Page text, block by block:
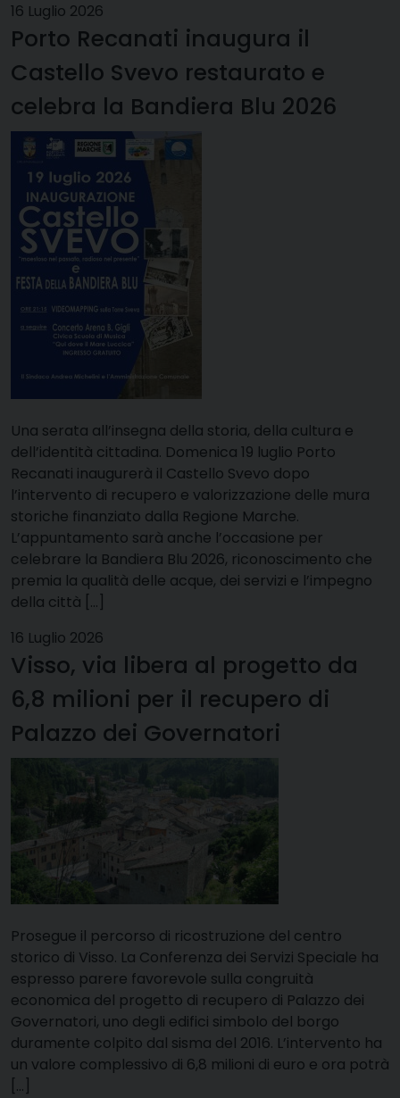
16 Luglio 2026
Porto Recanati inaugura il
Castello Svevo restaurato e
celebra la Bandiera Blu 2026
Una serata all’insegna della storia, della cultura e
dell’identità cittadina. Domenica 19 luglio Porto
Recanati inaugurerà il Castello Svevo dopo
l’intervento di recupero e valorizzazione delle mura
storiche finanziato dalla Regione Marche.
L’appuntamento sarà anche l’occasione per
celebrare la Bandiera Blu 2026, riconoscimento che
premia la qualità delle acque, dei servizi e l’impegno
della città […]
16 Luglio 2026
Visso, via libera al progetto da
6,8 milioni per il recupero di
Palazzo dei Governatori
Prosegue il percorso di ricostruzione del centro
storico di Visso. La Conferenza dei Servizi Speciale ha
espresso parere favorevole sulla congruità
economica del progetto di recupero di Palazzo dei
Governatori, uno degli edifici simbolo del borgo
duramente colpito dal sisma del 2016. L’intervento ha
un valore complessivo di 6,8 milioni di euro e ora potrà
[…]